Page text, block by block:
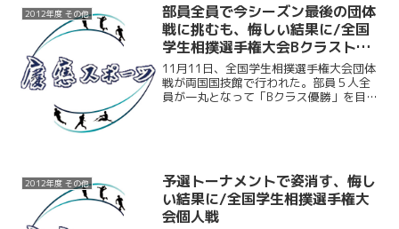
2012年度 その他
部員全員で今シーズン最後の団体
戦に挑むも、悔しい結果に/全国
学生相撲選手権大会Bクラストー
ナメント
11月11日、全国学生相撲選手権大会団体
戦が両国国技館で行われた。部員５人全
員が一丸となって「Bクラス優勝」を目指
2012年度 その他
予選トーナメントで姿消す、悔し
い結果に/全国学生相撲選手権大
会個人戦